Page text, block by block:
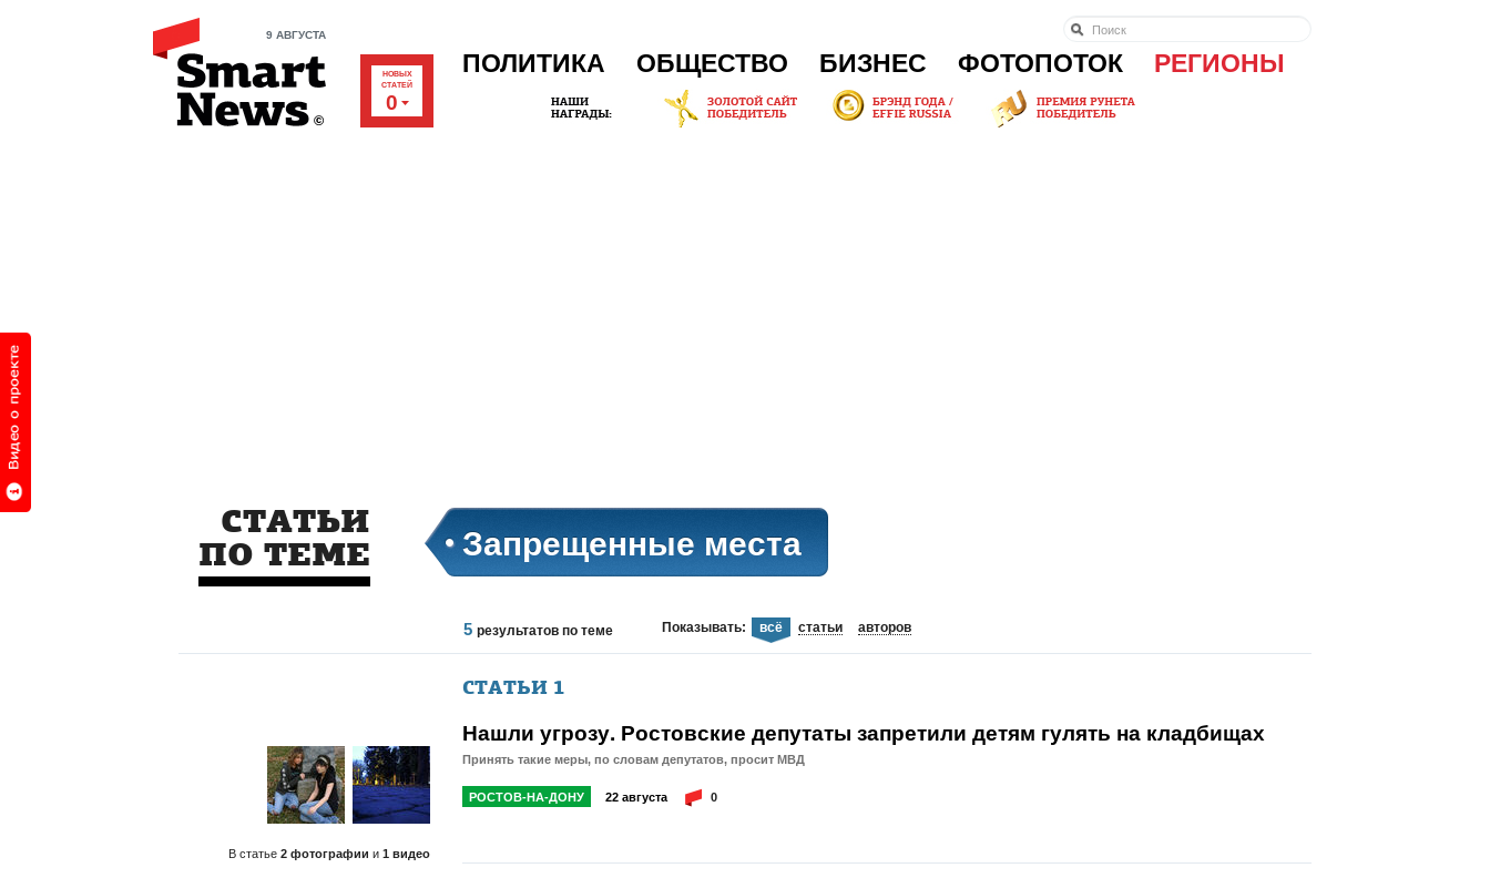
9 АВГУСТА
НОВЫХ
СТАТЕЙ
0
ПОЛИТИКА ОБЩЕСТВО БИЗНЕС ФОТОПОТОК РЕГИОНЫ
СТАТЬИ
ПО ТЕМЕ
Запрещенные места
5 результатов по теме Показывать: всё статьи авторов
СТАТЬИ 1
В статье 2 фотографии и 1 видео
Нашли угрозу. Ростовские депутаты запретили детям гулять на кладбищах
Принять такие меры, по словам депутатов, просит МВД
РОСТОВ-НА-ДОНУ 22 августа 0